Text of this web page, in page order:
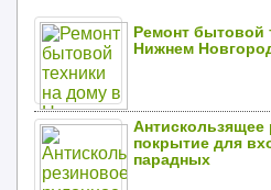
Ремонт бытовой
Нижнем
Антискользящее
покрытие для
парадных